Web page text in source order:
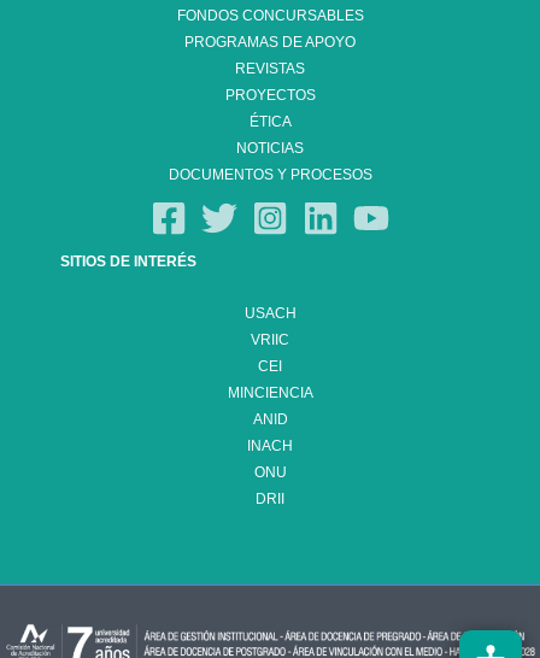
FONDOS CONCURSABLES
PROGRAMAS DE APOYO
REVISTAS
PROYECTOS
ÉTICA
NOTICIAS
DOCUMENTOS Y PROCESOS
SITIOS DE INTERÉS
USACH
VRIIC
CEI
MINCIENCIA
ANID
INACH
ONU
DRII